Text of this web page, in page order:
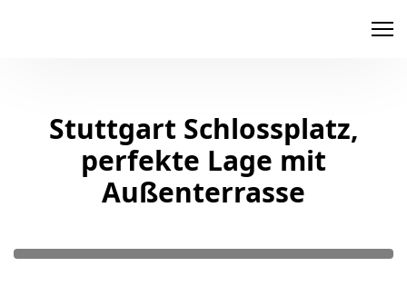
Stuttgart Schlossplatz,
perfekte Lage mit
Außenterrasse